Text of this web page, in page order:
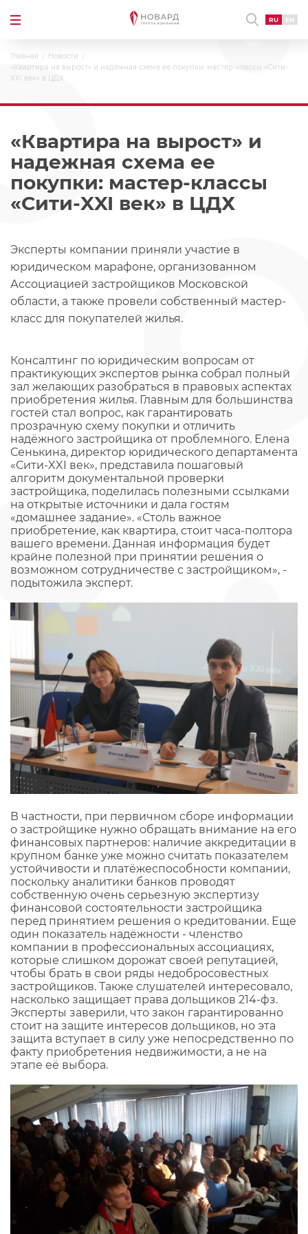
RU EN
Главная
Новости
«Квартира на вырост» и надежная схема ее покупки: мастер-классы «Сити-
XXI век» в ЦДХ
«Квартира на вырост» и
надежная схема ее
покупки: мастер-классы
«Сити-XXI век» в ЦДХ
Эксперты компании приняли участие в
юридическом марафоне, организованном
Ассоциацией застройщиков Московской
области, а также провели собственный мастер-
класс для покупателей жилья.
Консалтинг по юридическим вопросам от
практикующих экспертов рынка собрал полный
зал желающих разобраться в правовых аспектах
приобретения жилья. Главным для большинства
гостей стал вопрос, как гарантировать
прозрачную схему покупки и отличить
надёжного застройщика от проблемного. Елена
Сенькина, директор юридического департамента
«Сити-XXI век», представила пошаговый
алгоритм документальной проверки
застройщика, поделилась полезными ссылками
на открытые источники и дала гостям
«домашнее задание». «Столь важное
приобретение, как квартира, стоит часа-полтора
вашего времени. Данная информация будет
крайне полезной при принятии решения о
возможном сотрудничестве с застройщиком», -
подытожила эксперт.
В частности, при первичном сборе информации
о застройщике нужно обращать внимание на его
финансовых партнеров: наличие аккредитации в
крупном банке уже можно считать показателем
устойчивости и платёжеспособности компании,
поскольку аналитики банков проводят
собственную очень серьезную экспертизу
финансовой состоятельности застройщика
перед принятием решения о кредитовании. Еще
один показатель надёжности - членство
компании в профессиональных ассоциациях,
которые слишком дорожат своей репутацией,
чтобы брать в свои ряды недобросовестных
застройщиков. Также слушателей интересовало,
насколько защищает права дольщиков 214-фз.
Эксперты заверили, что закон гарантированно
стоит на защите интересов дольщиков, но эта
защита вступает в силу уже непосредственно по
факту приобретения недвижимости, а не на
этапе её выбора.